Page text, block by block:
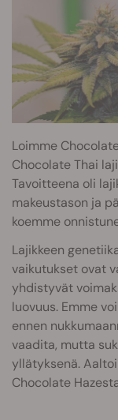
Loimme
Chocolate Thai
Tavoitteena oli
makeustason ja
koemme
Lajikkeen
vaikutukset ovat
yhdistyvät
luovuus. Emme
ennen
vaadita, mutta
yllätyksenä.
Chocolate